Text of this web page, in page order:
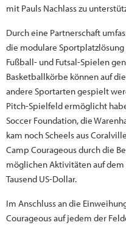
mit Pauls Nachlass zu
Durch eine Partnerschaft
die modulare
Fußball- und Futsal-Spielen
Basketballkörbe können auf
andere Sportarten gespielt
Pitch-Spielfeld ermöglicht
Soccer Foundation, die
kam noch Scheels aus
Camp Courageous durch die
möglichen Aktivitäten auf
Tausend US-Dollar.
Im Anschluss an die
Courageous auf jedem der